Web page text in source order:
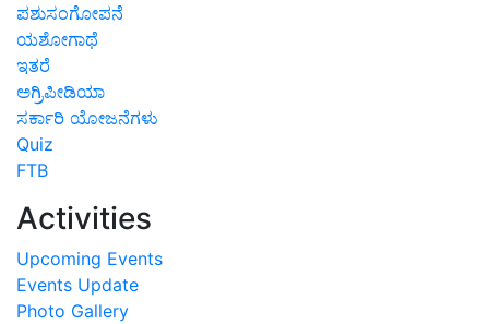
ಪಶುಸಂಗೋಪನೆ
ಯಶೋಗಾಥೆ
ಇತರೆ
ಅಗ್ರಿಪೀಡಿಯಾ
ಸರ್ಕಾರಿ ಯೋಜನೆಗಳು
Quiz
FTB
Activities
Upcoming Events
Events Update
Photo Gallery